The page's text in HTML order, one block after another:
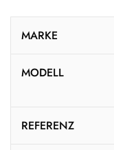
MARKE
MODELL
REFERENZ